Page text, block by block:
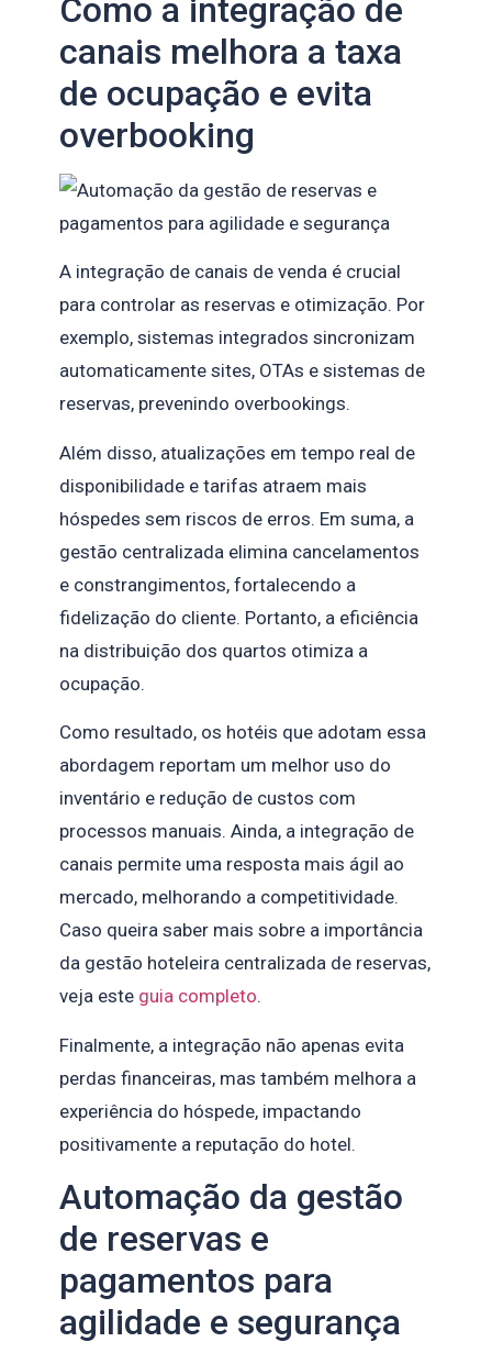
Como a integração de
canais melhora a taxa
de ocupação e evita
overbooking
A integração de canais de venda é crucial
para controlar as reservas e otimização. Por
exemplo, sistemas integrados sincronizam
automaticamente sites, OTAs e sistemas de
reservas, prevenindo overbookings.
Além disso, atualizações em tempo real de
disponibilidade e tarifas atraem mais
hóspedes sem riscos de erros. Em suma, a
gestão centralizada elimina cancelamentos
e constrangimentos, fortalecendo a
fidelização do cliente. Portanto, a eficiência
na distribuição dos quartos otimiza a
ocupação.
Como resultado, os hotéis que adotam essa
abordagem reportam um melhor uso do
inventário e redução de custos com
processos manuais. Ainda, a integração de
canais permite uma resposta mais ágil ao
mercado, melhorando a competitividade.
Caso queira saber mais sobre a importância
da gestão hoteleira centralizada de reservas,
veja este guia completo.
Finalmente, a integração não apenas evita
perdas financeiras, mas também melhora a
experiência do hóspede, impactando
positivamente a reputação do hotel.
Automação da gestão
de reservas e
pagamentos para
agilidade e segurança